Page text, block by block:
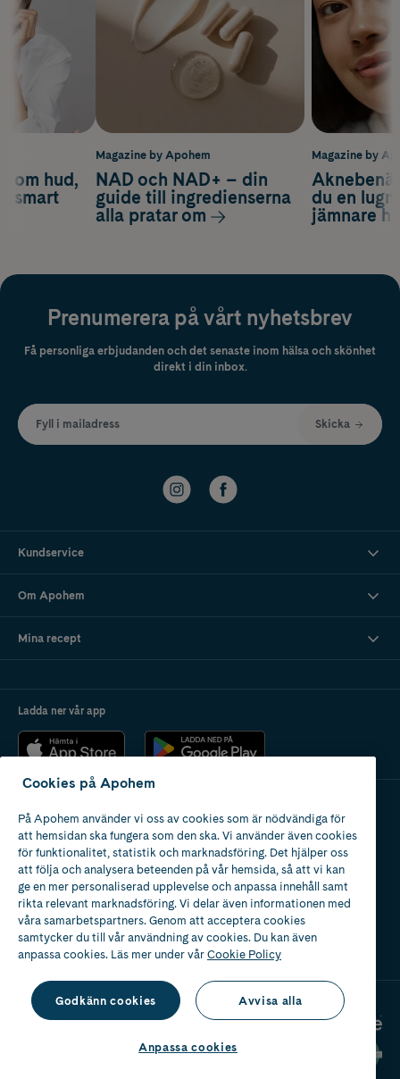
Magazine by
du en
jämnare
om hud,
smart
Magazine by Apohem
NAD och NAD+ – din
guide till ingredienserna
alla pratar om
Prenumerera på vårt nyhetsbrev
Få personliga erbjudanden och det senaste inom hälsa och skönhet
direkt i din inbox.
Fyll i mailadress Skicka
Kundservice
Om Apohem
Mina recept
Ladda ner vår app
Apotek med tillstånd
av Läkemedelsverket
Cookies på Apohem
På Apohem använder vi oss av cookies som är nödvändiga för
att hemsidan ska fungera som den ska. Vi använder även cookies
för funktionalitet, statistik och marknadsföring. Det hjälper oss
att följa och analysera beteenden på vår hemsida, så att vi kan
ge en mer personaliserad upplevelse och anpassa innehåll samt
rikta relevant marknadsföring. Vi delar även informationen med
våra samarbetspartners. Genom att acceptera cookies
samtycker du till vår användning av cookies. Du kan även
anpassa cookies. Läs mer under vårCookie Policy
Godkänn cookies Avvisa alla
Anpassa cookies